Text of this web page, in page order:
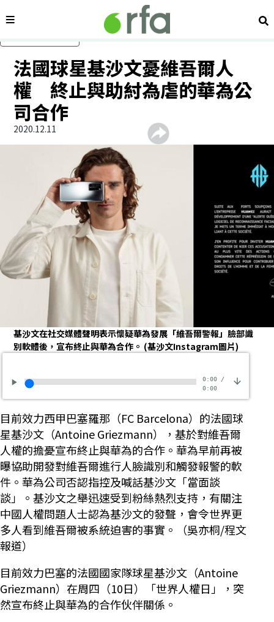
內容分類 搜
法國球星基沙文憂維吾爾人
權 終止與助紂為虐的華為公
司合作
2020.12.11
基沙文在社交媒體聲明表示懷疑華為發展「維吾爾警報」臉部識
別軟體後，宣布終止與華為合作。 (基沙文Instagram圖片)
0:00/
0:00
目前效力西甲巴塞羅那（FC Barcelona）的法國球
星基沙文（Antoine Griezmann），基於對維吾爾
人權的擔憂宣布終止與華為的合作。華為早前再被
曝協助開發對維吾爾進行人臉識別和觸發報警的軟
件。華為公司否認指控及喊話基沙文「當面談
談」。基沙文之舉迅速受到粉絲熱烈支持，有關注
中國人權問題人士認為基沙文的發聲，會令世界更
多人看到維吾爾被系統迫害的事實。（吳亦桐/程文
報道）
目前效力巴塞的法國國家隊球星基沙文（Antoine
Griezmann）在周四（10日）「世界人權日」，突
然宣布終止與華為的合作伙伴關係。